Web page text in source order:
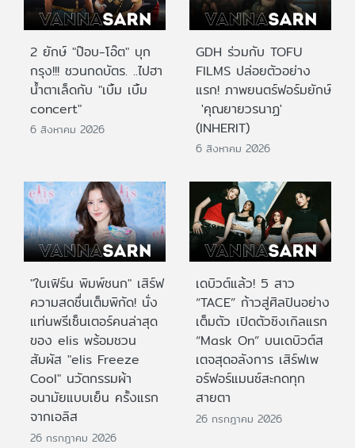
2 ยักษ์ "ป๊อบ-โอ๊ต" บุก
กรุง!!! ชวนกดบัตร. ..ไปฮา
น้ำตาเล็ดกับ "เบิ้ม เบิ้ม
concert"
6 สิงหาคม 2026
GDH ร่วมกับ TOFU
FILMS ปล่อยตัวอย่าง
แรก! ภาพยนตร์ฟอร์มยักษ์
'คุณยายวรนาฏ'
(INHERIT)
6 สิงหาคม 2026
"ใบเฟิร์น พิมพ์ชนก" เสิร์ฟ
ความสดชื่นเต็มพิกัด! นั่ง
แท่นพรีเซ็นเตอร์คนล่าสุด
ของ elis พร้อมชวน
สัมผัส "elis Freeze
Cool" นวัตกรรมผ้า
อนามัยแบบเย็น ครั้งแรก
จากเอลิส
26 กรกฎาคม 2026
เดบิวต์แล้ว! 5 สาว
“TACE” ก้าวสู่ศิลปินอย่าง
เต็มตัว เปิดตัวซิงเกิลแรก
“Mask On” บนเดบิวต์ส
เตจสุดอลังการ เสิร์ฟเพ
อร์ฟอร์แมนซ์สะกดทุก
สายตา
26 กรกฎาคม 2026